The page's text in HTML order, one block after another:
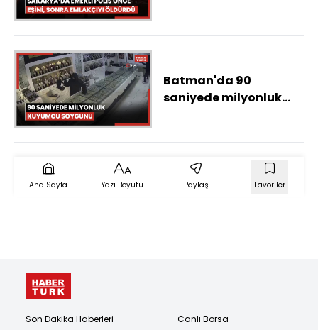
Batman'da 90
saniyede milyonluk
Ana Sayfa Yazı Boyutu Paylaş Favoriler
Son Dakika Haberleri
Canlı Borsa